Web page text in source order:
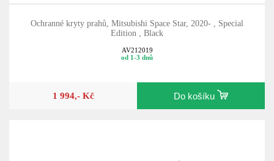
Ochranné kryty prahů, Mitsubishi Space Star, 2020- , Special
Edition , Black
AV212019
od 1-3 dnů
1 994,- Kč Do košíku